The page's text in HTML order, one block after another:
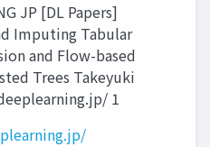
JP [DL Papers]
Imputing Tabular
and Flow-based
Trees Takeyuki
1